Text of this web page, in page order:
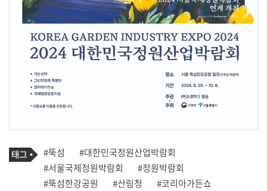
기
사
관
련
태
태
그
#뚝섬
#대한민국정원산업박람회
#서울국제정원박람회
#정원박람회
#뚝섬한강공원
#산림청
#코리아가든쇼